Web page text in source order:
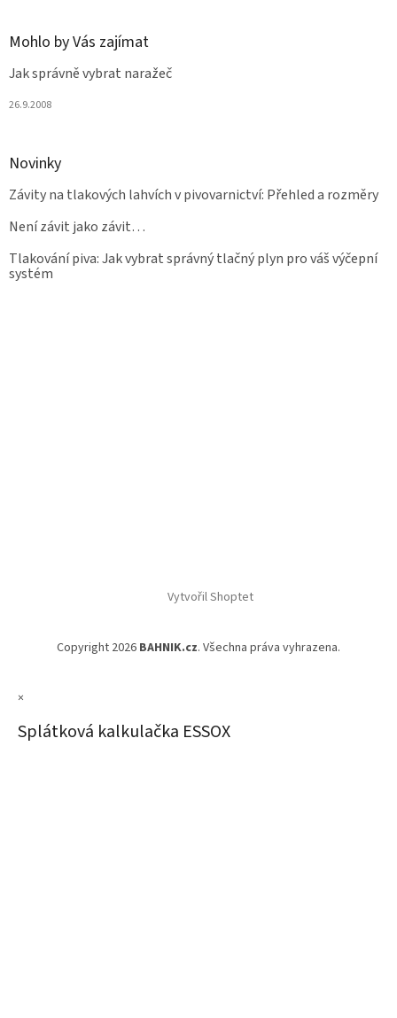
Mohlo by Vás zajímat
Jak správně vybrat naražeč
26.9.2008
Novinky
Závity na tlakových lahvích v pivovarnictví: Přehled a rozměry
Není závit jako závit…
Tlakování piva: Jak vybrat správný tlačný plyn pro váš výčepní
systém
Vytvořil Shoptet
Copyright 2026 BAHNIK.cz. Všechna práva vyhrazena.
×
Splátková kalkulačka ESSOX